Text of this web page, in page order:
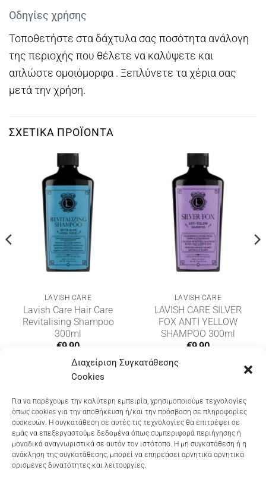
Διαχείριση Συγκατάθεσης
Cookies
Για να παρέχουμε την καλύτερη εμπειρία, χρησιμοποιούμε τεχνολογίες
όπως cookies για την αποθήκευση ή/και την πρόσβαση σε πληροφορίες
συσκευών. Η συγκατάθεση σε αυτές τις τεχνολογίες θα επιτρέψει σε
εμάς να επεξεργαστούμε δεδομένα όπως συμπεριφορά περιήγησης ή
μοναδικά αναγνωριστικά σε αυτόν τον ιστότοπο. Η μη συγκατάθεση ή η
ανάκληση της συγκατάθεσης, μπορεί να επηρεάσει αρνητικά αρνητικά
ορισμένες δυνατότητες και λειτουργίες.
Οδηγίες χρήσης
Τοποθετήστε στα δάχτυλα σας ποσότητα ανάλογη
της περιοχής που θέλετε να καλύψετε και
απλώστε ομοιόμορφα . Ξεπλύνετε τα χέρια σας
μετά την χρήση.
ΣΧΕΤΙΚΆ ΠΡΟΪΌΝΤΑ
LAVISH CARE
Lavish Care Hair Care
Revitalising Shampoo
300ml
€9,90
LAVISH CARE
LAVISH CARE SILVER
FOX ANTI YELLOW
SHAMPOO 300ml
€9,90
Dioni Hair Care, Ζυμβρακάκηδων 33, τηλ 28210
91906
Dioni Hair Spa, Κ. Σφακιανάκη 5, τηλ 28210 94712